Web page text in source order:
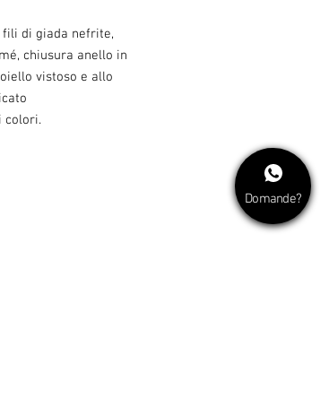
Domande?
fili di giada nefrite,
chiusura anello in
vistoso e allo
colori.